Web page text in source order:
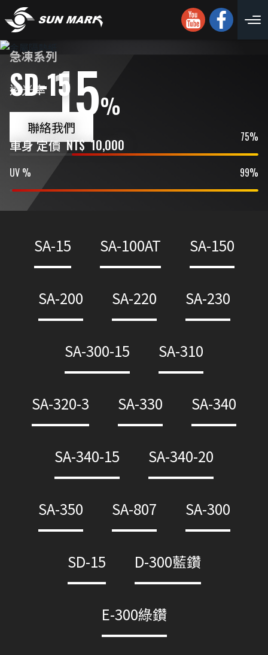
急凍系列
SD-15
聯絡我們
車身 定價 NT$ 10,000
IR % 75%
UV % 99%
透光率 15%
SA-15 SA-100AT SA-150
SA-200 SA-220 SA-230
SA-300-15 SA-310
SA-320-3 SA-330 SA-340
SA-340-15 SA-340-20
SA-350 SA-807 SA-300
SD-15 D-300藍鑽
E-300綠鑽